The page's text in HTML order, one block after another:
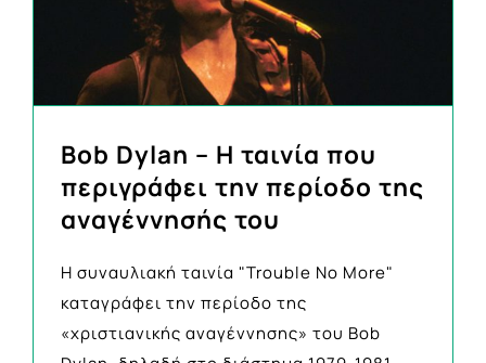
Bob Dylan – Η ταινία που
περιγράφει την περίοδο της
αναγέννησής του
Η συναυλιακή ταινία "Trouble No More"
καταγράφει την περίοδο της
«χριστιανικής αναγέννησης» του Bob